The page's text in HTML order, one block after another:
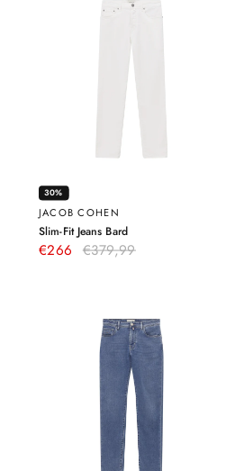
Dunkelblau
30%
JACOB COHEN
Slim-Fit Jeans Bard–
Weiß
€266 €379,99